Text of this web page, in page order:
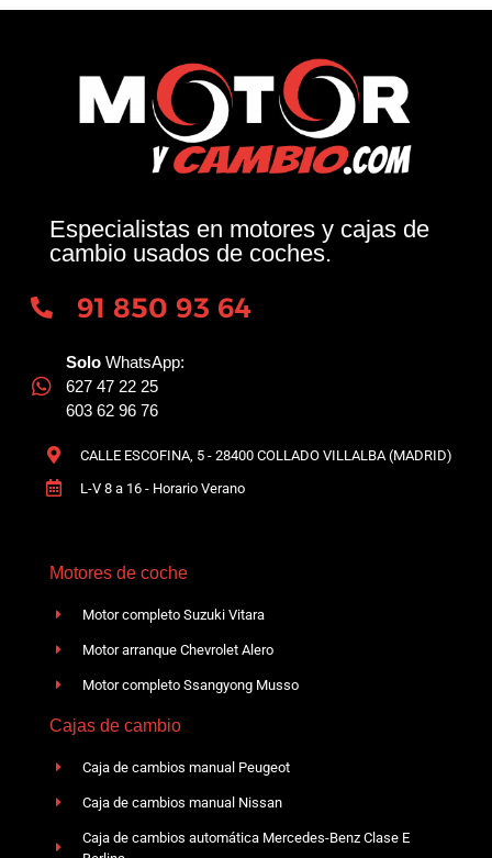
Especialistas en motores y cajas de
cambio usados de coches.
91 850 93 64
Solo WhatsApp:
627 47 22 25
603 62 96 76
CALLE ESCOFINA, 5 - 28400 COLLADO VILLALBA (MADRID)
L-V 8 a 16 - Horario Verano
Motores de coche
Motor completo Suzuki Vitara
Motor arranque Chevrolet Alero
Motor completo Ssangyong Musso
Cajas de cambio
Caja de cambios manual Peugeot
Caja de cambios manual Nissan
Caja de cambios automática Mercedes-Benz Clase E